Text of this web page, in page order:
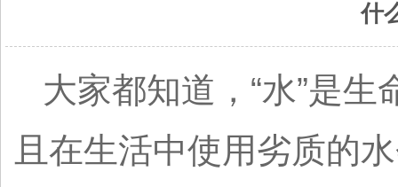
什
大家都知道，“水”是
且在生活中使用劣质的